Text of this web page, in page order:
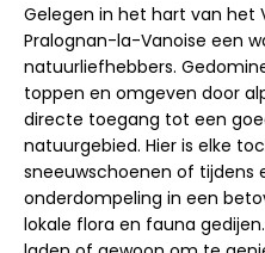
Gelegen in het hart van het
Pralognan-la-Vanoise een
natuurliefhebbers.
toppen en omgeven door
directe toegang tot een
natuurgebied. Hier is elke
sneeuwschoenen of tijdens
onderdompeling in een
lokale flora en fauna